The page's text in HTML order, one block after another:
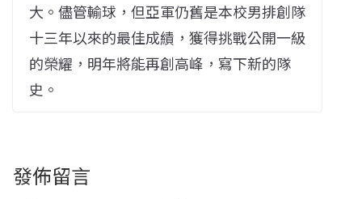
大。儘管輸球，但亞軍仍舊是本校男排創隊
十三年以來的最佳成績，獲得挑戰公開一級
的榮耀，明年將能再創高峰，寫下新的隊
史。
發佈留言